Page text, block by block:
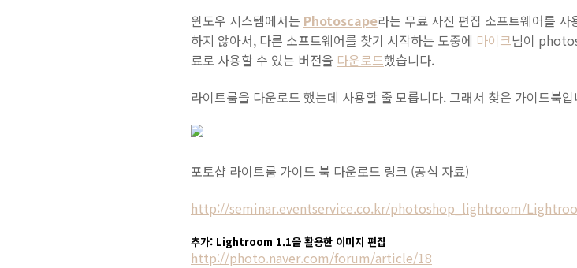
윈도우 시스템에서는 Photoscape라는 무료 사진 편집 소프트웨어를 사
하지 않아서, 다른 소프트웨어를 찾기 시작하는 도중에 마이크님이
료로 사용할 수 있는 버전을 다운로드했습니다.
라이트룸을 다운로드 했는데 사용할 줄 모릅니다. 그래서 찾은 가이드북
포토샵 라이트룸 가이드 북 다운로드 링크 (공식 자료)
http://seminar.eventservice.co.kr/photoshop_lightroom/
추가: Lightroom 1.1을 활용한 이미지 편집
http://photo.naver.com/forum/article/18